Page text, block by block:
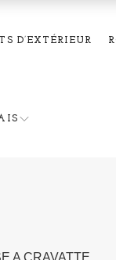
D’EXTÉRIEUR
A CRAVATTE